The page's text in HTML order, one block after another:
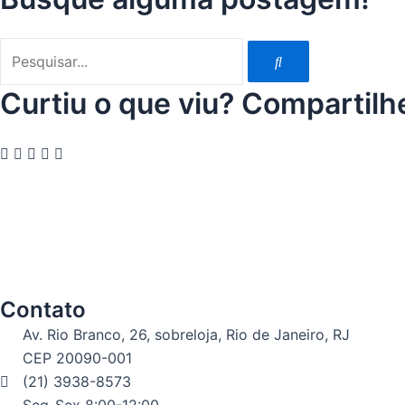
Curtiu o que viu?
Contato
Av. Rio Branco, 26, sobreloja, Rio de Janeiro, RJ
CEP 20090-001
(21) 3938-8573